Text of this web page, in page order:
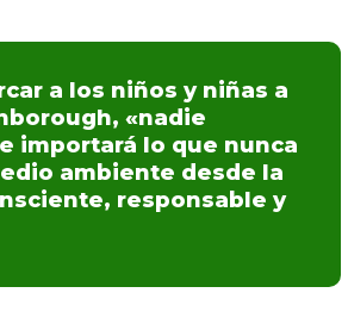
a los niños y niñas a
«nadie
importará lo que nunca
ambiente desde la
responsable y